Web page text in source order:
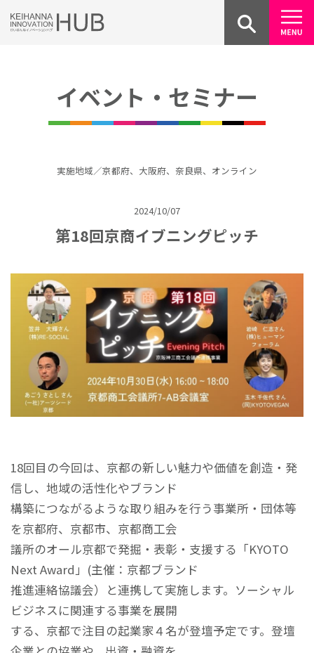
Skip
to
イベント・セミナー
実施地域／京都府、大阪府、奈良県、オンライン
2024/10/07
第18回京商イブニングピッチ
18回目の今回は、京都の新しい魅力や価値を創造・発
信し、地域の活性化やブランド
構築につながるような取り組みを行う事業所・団体等
を京都府、京都市、京都商工会
議所のオール京都で発掘・表彰・支援する「KYOTO
Next Award」(主催：京都ブランド
推進連絡協議会）と連携して実施します。ソーシャル
ビジネスに関連する事業を展開
する、京都で注目の起業家４名が登壇予定です。登壇